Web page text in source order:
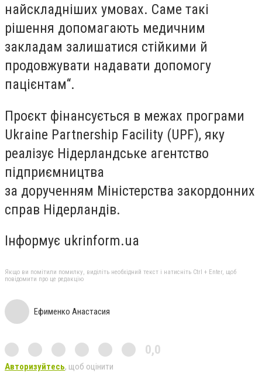
найскладніших умовах. Саме такі
рішення допомагають медичним
закладам залишатися стійкими й
продовжувати надавати допомогу
пацієнтам“.
Проєкт фінансується в межах програми
Ukraine Partnership Facility (UPF), яку
реалізує Нідерландське агентство
підприємництва
за дорученням Міністерства закордонних
справ Нідерландів.
Інформує ukrinform.ua
Якщо ви помітили помилку, виділіть необхідний текст і натисніть Ctrl + Enter, щоб
повідомити про це редакцію
Ефименко Анастасия
0,0
Авторизуйтесь, щоб оцінити